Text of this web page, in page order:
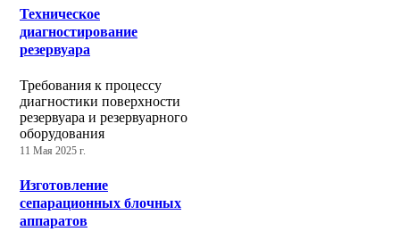
Техническое
диагностирование
резервуара
Требования к процессу
диагностики поверхности
резервуара и резервуарного
оборудования
11 Мая 2025 г.
Изготовление
сепарационных блочных
аппаратов